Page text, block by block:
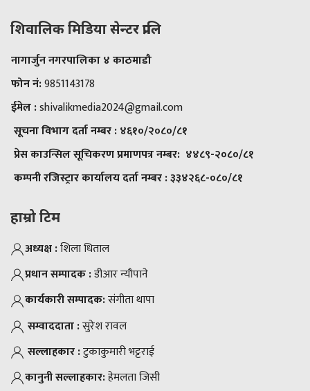
शिवालिक मिडिया सेन्टर प्रालि
नागार्जुन नगरपालिका ४ काठमाडौ
फोन नं:9851143178
ईमेल :shivalikmedia2024@gmail.com
सूचना विभाग दर्ता नम्बर :४६१०/२०८०/८१
प्रेस काउन्सिल सूचिकरण प्रमाणपत्र नम्बर: ४४८९-२०८०/८१
कम्पनी रजिस्ट्रार कार्यालय दर्ता नम्बर :३३४२६८-०८०/८१
हाम्रो टिम
अध्यक्ष :शिला धिताल
प्रधान सम्पादक :डीआर न्याैपाने
कार्यकारी सम्पादक:संगीता थापा
सम्वाददाता :सुरेश रावल
सल्लाहकार :टुकाकुमारी भट्टराई
कानुनी सल्लाहकार:हेमलता जिसी